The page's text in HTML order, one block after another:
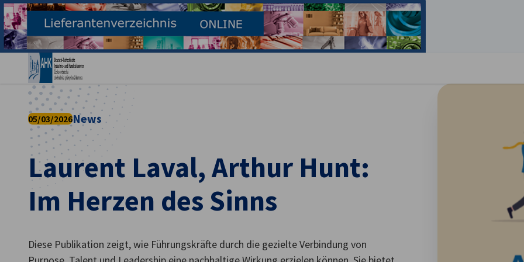
Einstellungen schließen
German
Laurent Laval, Arthur Hunt:
Im Herzen des Sinns
05/03/2026News
Diese Publikation zeigt, wie Führungskräfte durch die gezielte Verbindung von